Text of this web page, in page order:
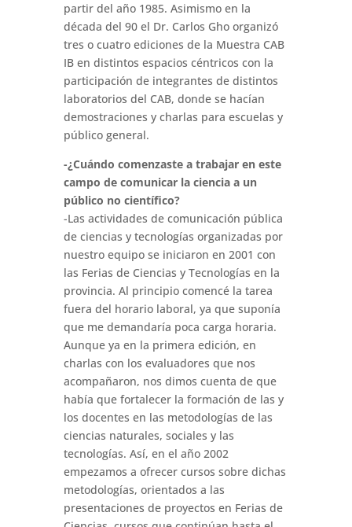
partir del año 1985. Asimismo en la
década del 90 el Dr. Carlos Gho organizó
tres o cuatro ediciones de la Muestra CAB
IB en distintos espacios céntricos con la
participación de integrantes de distintos
laboratorios del CAB, donde se hacían
demostraciones y charlas para escuelas y
público general.
-¿Cuándo comenzaste a trabajar en este
campo de comunicar la ciencia a un
público no científico?
-Las actividades de comunicación pública
de ciencias y tecnologías organizadas por
nuestro equipo se iniciaron en 2001 con
las Ferias de Ciencias y Tecnologías en la
provincia. Al principio comencé la tarea
fuera del horario laboral, ya que suponía
que me demandaría poca carga horaria.
Aunque ya en la primera edición, en
charlas con los evaluadores que nos
acompañaron, nos dimos cuenta de que
había que fortalecer la formación de las y
los docentes en las metodologías de las
ciencias naturales, sociales y las
tecnologías. Así, en el año 2002
empezamos a ofrecer cursos sobre dichas
metodologías, orientados a las
presentaciones de proyectos en Ferias de